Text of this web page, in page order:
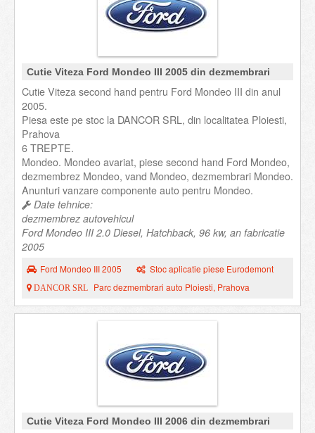
Cutie Viteza Ford Mondeo III 2005 din dezmembrari
Cutie Viteza second hand pentru Ford Mondeo III din anul
2005.
Piesa este pe stoc la DANCOR SRL, din localitatea Ploiesti,
Prahova
6 TREPTE.
Mondeo. Mondeo avariat, piese second hand Ford Mondeo,
dezmembrez Mondeo, vand Mondeo, dezmembrari Mondeo.
Anunturi vanzare componente auto pentru Mondeo.
Date tehnice:
dezmembrez autovehicul
Ford Mondeo III 2.0 Diesel, Hatchback, 96 kw, an fabricatie
2005
Ford Mondeo III 2005 Stoc aplicatie piese Eurodemont
DANCOR SRL Parc dezmembrari auto Ploiesti, Prahova
Cutie Viteza Ford Mondeo III 2006 din dezmembrari